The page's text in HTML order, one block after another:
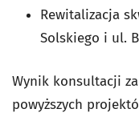
Rewitalizacja
Solskiego i ul.
Wynik konsultacji
powyższych